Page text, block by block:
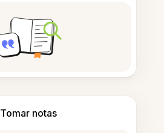
Tomar notas